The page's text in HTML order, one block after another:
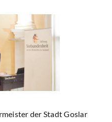
der Stadt Goslar